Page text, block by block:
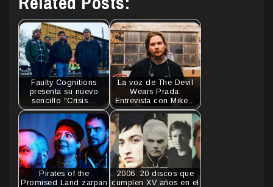
Faulty Cognitions
presenta su nuevo
sencillo "Crisis…
La voz de The Devil
Wears Prada:
Entrevista con Mike…
Pirates of the
Promised Land zarpan
2006: 20 discos que
cumplen XV años en el